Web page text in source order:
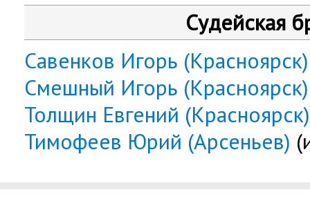
Судейская
Савенков Игорь (Красноярск)
Смешный Игорь (Красноярск)
Толщин Евгений (Красноярск)
Тимофеев Юрий (Арсеньев)